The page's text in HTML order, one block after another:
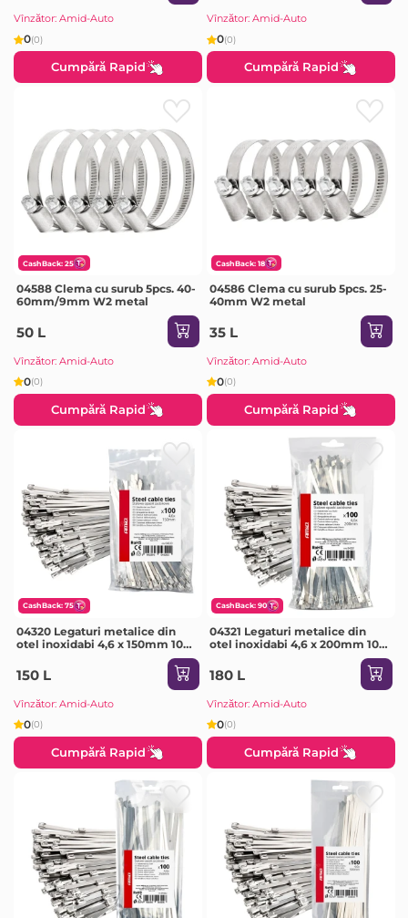
Vînzător: Amid-Auto
0(0)
Cumpără Rapid
Vînzător: Amid-Auto
0(0)
Cumpără Rapid
CashBack: 25
04588 Clema cu surub 5pcs. 40-
60mm/9mm W2 metal
50 L
Vînzător: Amid-Auto
0(0)
Cumpără Rapid
CashBack: 18
04586 Clema cu surub 5pcs. 25-
40mm W2 metal
35 L
Vînzător: Amid-Auto
0(0)
Cumpără Rapid
CashBack: 75
04320 Legaturi metalice din
otel inoxidabi 4,6 х 150mm 100
150 L
Vînzător: Amid-Auto
0(0)
Cumpără Rapid
CashBack: 90
04321 Legaturi metalice din
otel inoxidabi 4,6 х 200mm 100
180 L
Vînzător: Amid-Auto
0(0)
Cumpără Rapid